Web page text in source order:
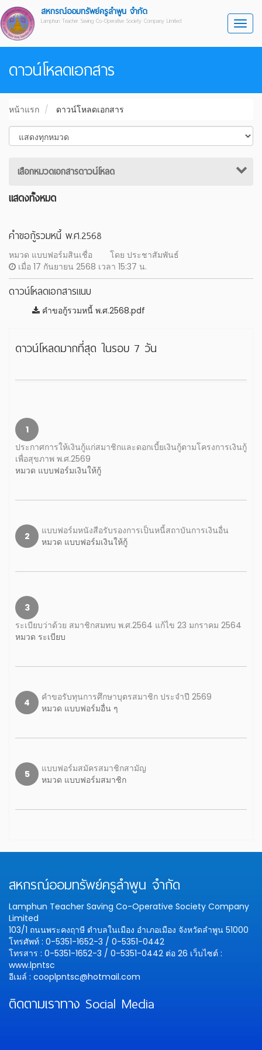
สหกรณ์ออมทรัพย์ครูลำพูน จำกัด
Lamphun Teacher Saving Co-Operative Society Company Limited
ดาวน์โหลดเอกสาร
หน้าแรก ดาวน์โหลดเอกสาร
เสือกหมวดเอกสารดาวน์โหลด
แสดงทั้งหมด
คำขอกู้รวมหนี้ พ.ศ.2568
หมวด แบบฟอร์มสินเชื่อ
โดย ประชาสัมพันธ์
เมื่อ 17 กันยายน 2568 เวลา 15:37 น.
ดาวน์โหลดเอกสารแนบ
คำขอกู้รวมหนี้ พ.ศ.2568.pdf
ดาวน์โหลดมากที่สุด ในรอบ 7 วัน
1
ประกาศการให้เงินกู้แก่สมาชิกและดอกเบี้ยเงินกู้ตามโครงการเงินกู้
เพื่อสุขภาพ พ.ศ.2569
หมวด แบบฟอร์มเงินให้กู้
2
แบบฟอร์มหนังสือรับรองการเป็นหนี้สถาบันการเงินอื่น
หมวด แบบฟอร์มเงินให้กู้
3
ระเบียบว่าด้วย สมาชิกสมทบ พ.ศ.2564 แก้ไข 23 มกราคม 2564
หมวด ระเบียบ
4
คำขอรับทุนการศึกษาบุตรสมาชิก ประจำปี 2569
หมวด แบบฟอร์มอื่น ๆ
5
แบบฟอร์มสมัครสมาชิกสามัญ
หมวด แบบฟอร์มสมาชิก
สหกรณ์ออมทรัพย์ครูลำพูน จำกัด
Lamphun Teacher Saving Co-Operative Society Company
Limited
103/1 ถนนพระคงฤาษี ตำบลในเมือง อำเภอเมือง จังหวัดลำพูน 51000
โทรศัพท์ : 0-5351-1652-3 / 0-5351-0442
โทรสาร : 0-5351-1652-3 / 0-5351-0442 ต่อ 26 เว็บไซต์ :
www.lpntsc
อีเมล์ : cooplpntsc@hotmail.com
ติดตามเราทาง Social Media